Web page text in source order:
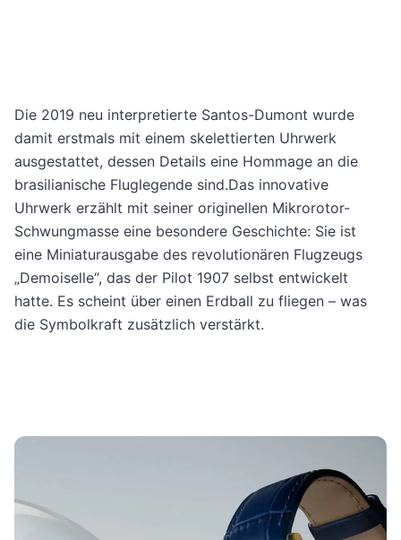
Die 2019 neu interpretierte Santos-Dumont wurde
damit erstmals mit einem skelettierten Uhrwerk
ausgestattet, dessen Details eine Hommage an die
brasilianische Fluglegende sind.Das innovative
Uhrwerk erzählt mit seiner originellen Mikrorotor-
Schwungmasse eine besondere Geschichte: Sie ist
eine Miniaturausgabe des revolutionären Flugzeugs
„Demoiselle“, das der Pilot 1907 selbst entwickelt
hatte. Es scheint über einen Erdball zu fliegen – was
die Symbolkraft zusätzlich verstärkt.